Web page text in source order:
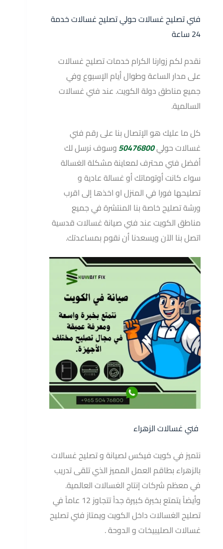
فني تصليح غسالات حولي تصليح غسالات خدمة
24 ساعة
نقدم لكم زوارنا الكرام خدمات تصليح غسالات
على مدار الساعة وطوال أيام الإسبوع وفي
جميع مناطق دولة الكويت. عند فني غسالات
السالمية.
كل ما عليك هو الإتصال بنا على رقم فني
غسالات حولي50476800وسوف نرسل لك
أفضل فني محترف لمعاينة مشكلة الغسالة
سواء كانت أوتوماتك أو غسالة عادية و
تصليحها فورا في المنزل او اخذها إلى اقرب
ورشة تصليح خاصة بنا المنتشرة في جميع
مناطق الكويت عند فني صيانة غسالات قدسية
اتصل بنا الآن ويسعدنا أن نقوم بمساعدتك.
فني غسالات الزهراء
نتميز في كويت فيكس لصيانة و تصليح غسالات
بالزهراء بطاقم العمل المميز الذي تلقى تدريب
في معظم شركات إنتاج الغسالات العالمية.
وأيضاً يتمتع بخبرة كبيرة جداً تتجاوز 12 عاماً في
تصليح الغسالات داخل الكويت ويمتاز فني تصليح
غسالات الصليبيخات و الدوحة .